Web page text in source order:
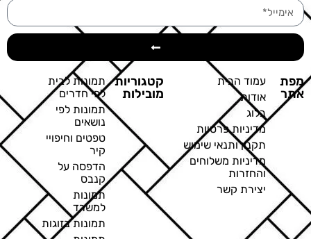
מפת
אתר
עמוד הבית
אודות
בלוג
מדיניות פרטיות
תקנון ותנאי שימוש
מדיניות משלוחים
והחזרות
יצירת קשר
קטגוריות
מובילות
תמונות לבית
לפי חדרים
תמונות לפי
נושאים
טפטים וחיפויי
קיר
הדפסה על
קנבס
תמונות
למשרד
תמונות בזוגות